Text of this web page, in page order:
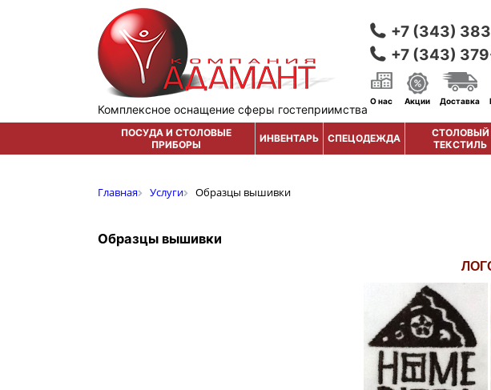
Комплексное оснащение сферы гостеприимства
+7 (343)
+7 (343)
О нас Акции Доставка
ПОСУДА И СТОЛОВЫЕ
ПРИБОРЫ
ИНВЕНТАРЬ СПЕЦОДЕЖДА
СТОЛОВЫЙ
ТЕКСТИЛЬ
Главная Услуги Образцы вышивки
Образцы вышивки